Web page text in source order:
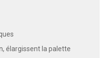
élargissent la palette